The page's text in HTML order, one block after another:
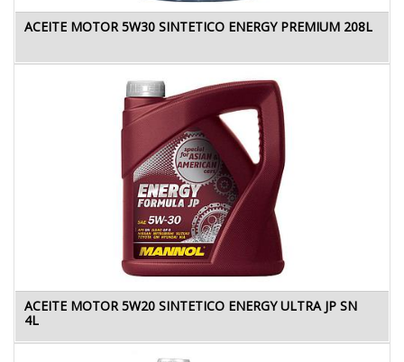
ACEITE MOTOR 5W30 SINTETICO ENERGY PREMIUM 208L
ACEITE MOTOR 5W20 SINTETICO ENERGY ULTRA JP SN
4L